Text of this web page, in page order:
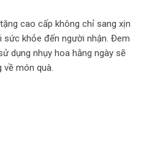
cao cấp không chỉ sang xịn
khỏe đến người nhận. Đem
dụng nhụy hoa hằng ngày sẽ
về món quà.